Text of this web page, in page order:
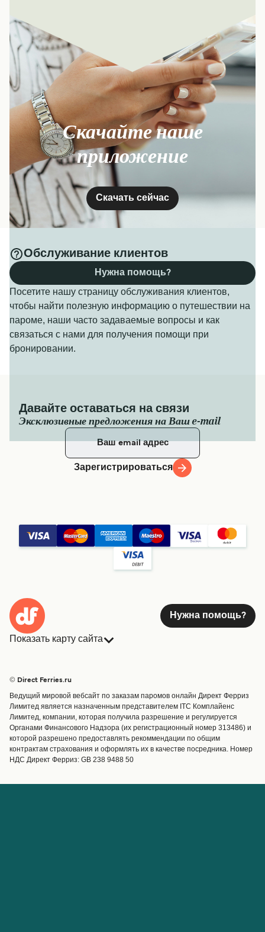
Скачайте наше
приложение
Скачать сейчас
Обслуживание клиентов
Посетите нашу страницу обслуживания клиентов,
чтобы найти полезную информацию о путешествии на
пароме, наши часто задаваемые вопросы и как
связаться с нами для получения помощи при
бронировании.
Нужна помощь?
Давайте оставаться на связи
Эксклюзивные предложения на Ваш e-mail
Зарегистрироваться
Нужна помощь?
Показать карту сайта
Страны
Обслуживание клиентов
Операторы
Маршруты и порты
Special Offers
Предлагает
Паромные билеты
Грузоперевозки
© Direct Ferries.ru
Ведущий мировой вебсайт по заказам паромов онлайн Директ Ферриз
Лимитед является назначенным представителем ITC Комплайенс
Лимитед, компании, которая получила разрешение и регулируется
Органами Финансового Надзора (их регистрационный номер 313486) и
которой разрешено предоставлять рекоммендации по общим
контрактам страхования и оформлять их в качестве посредника. Номер
НДС Директ Ферриз: GB 238 9488 50